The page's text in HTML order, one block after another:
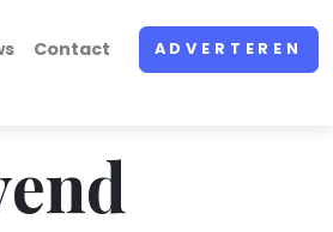
Contact ADVERTEREN